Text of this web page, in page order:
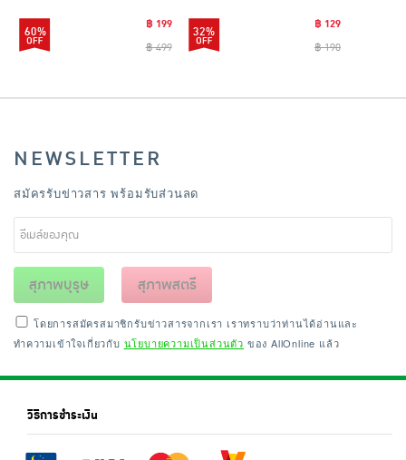
60%
฿ 199
฿ 499
32%
฿ 129
฿ 190
NEWSLETTER
สมัครรับข่าวสาร พร้อมรับส่วนลด
สุภาพบุรุษ สุภาพสตรี
โดยการสมัครสมาชิกรับข่าวสารจากเรา เราทราบว่าท่านได้อ่านและ
ทำความเข้าใจเกี่ยวกับ นโยบายความเป็นส่วนตัว ของ AllOnline แล้ว
วิธีการชำระเงิน